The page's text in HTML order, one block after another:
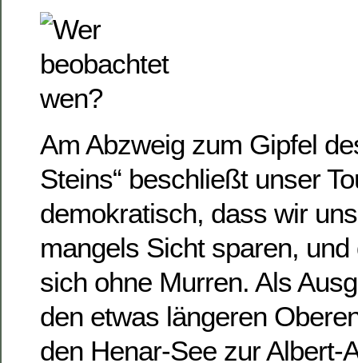
Am Abzweig zum Gipfel
Steins“ beschließt unser
demokratisch, dass wir
mangels Sicht sparen,
sich ohne Murren. Als
den etwas längeren
den Henar-See zur Albert-